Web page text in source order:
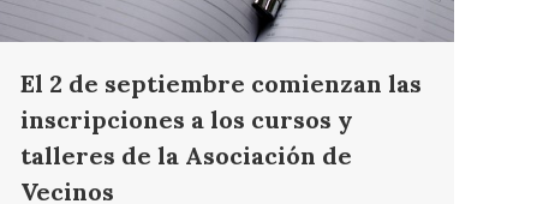
El 2 de septiembre comienzan las
inscripciones a los cursos y
talleres de la Asociación de
Vecinos